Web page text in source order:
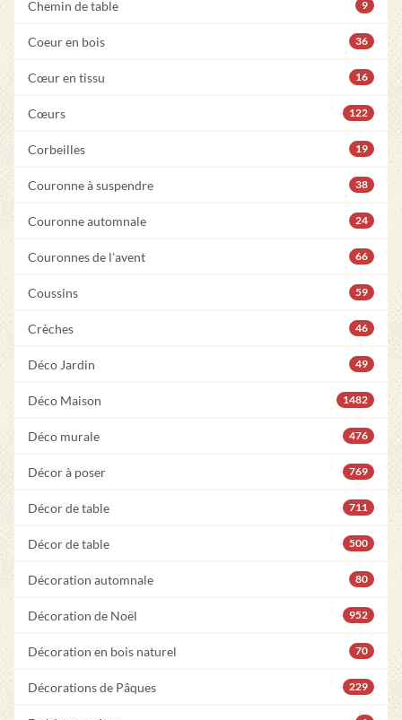
Chemin de table 9
Coeur en bois 36
Cœur en tissu 16
Cœurs 122
Corbeilles 19
Couronne à suspendre 38
Couronne automnale 24
Couronnes de l'avent 66
Coussins 59
Crèches 46
Déco Jardin 49
Déco Maison 1482
Déco murale 476
Décor à poser 769
Décor de table 711
Décor de table 500
Décoration automnale 80
Décoration de Noël 952
Décoration en bois naturel 70
Décorations de Pâques 229